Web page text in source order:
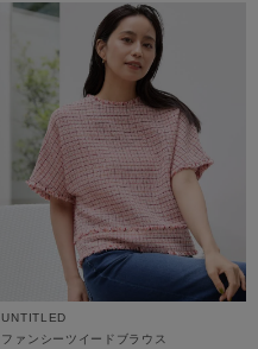
UNTITLED
ファンシーツイードブラウス